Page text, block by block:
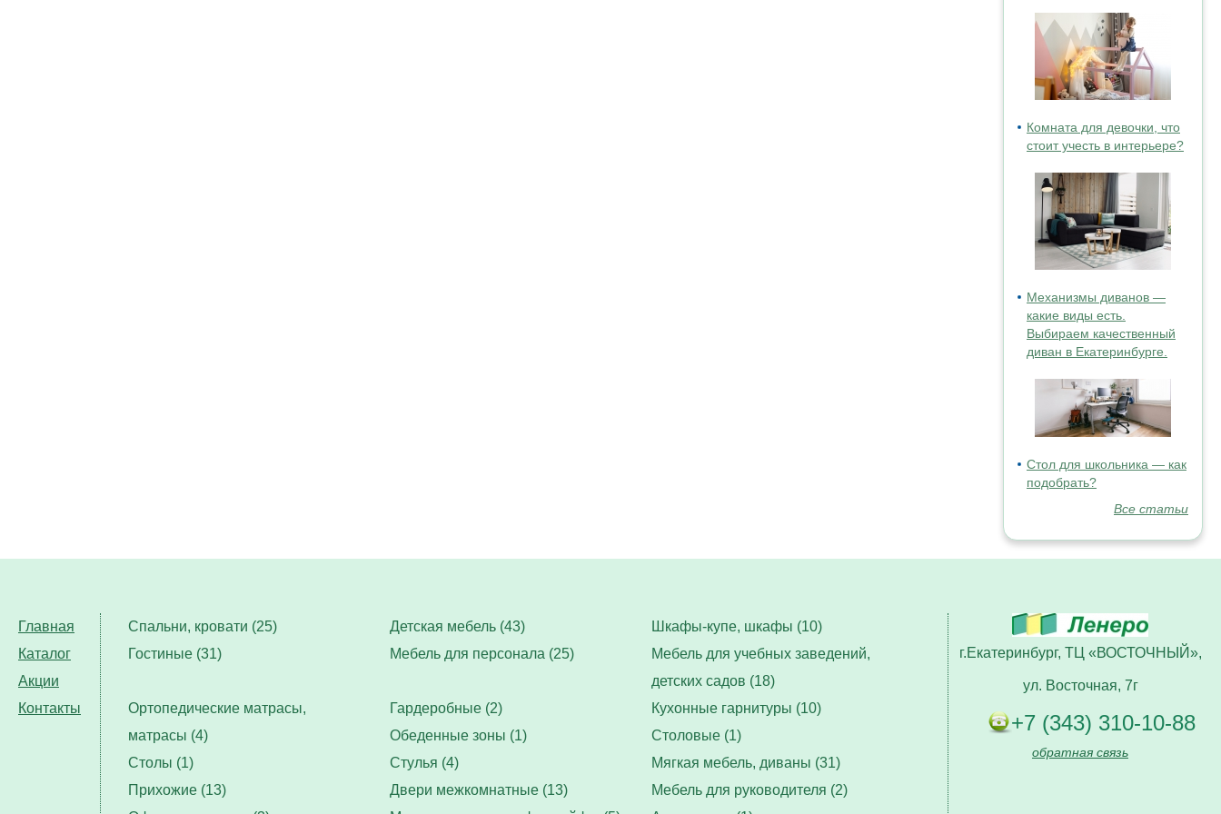
Комната для девочки, что
стоит учесть в интерьере?
Механизмы диванов —
какие виды есть.
Выбираем качественный
диван в Екатеринбурге.
Стол для школьника — как
подобрать?
Все статьи
Главная
Каталог
Акции
Контакты
г.Екатеринбург, ТЦ «ВОСТОЧНЫЙ»,
ул. Восточная, 7г
+7 (343) 310-10-88
обратная связь
Спальни, кровати (25) Детская мебель (43)
Шкафы-купе, шкафы (10)
Гостиные (31)
Мебель для персонала (25)
Мебель для учебных заведений,
детских садов (18)
Ортопедические матрасы,
матрасы (4)
Гардеробные (2)
Кухонные гарнитуры (10)
Обеденные зоны (1)
Столовые (1)
Столы (1)
Стулья (4)
Мягкая мебель, диваны (31)
Прихожие (13)
Двери межкомнатные (13)
Мебель для руководителя (2)